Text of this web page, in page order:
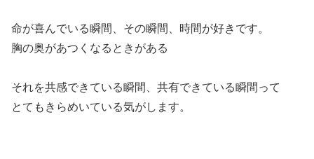
命が喜んでいる瞬間、その瞬間、時間が好きです。
胸の奥があつくなるときがある
それを共感できている瞬間、共有できている瞬間って
とてもきらめいている気がします。